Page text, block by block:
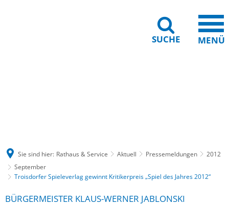
SUCHE MENÜ
Sie sind hier: Rathaus & Service Aktuell Pressemeldungen
2012
September
Troisdorfer Spieleverlag gewinnt Kritikerpreis „Spiel des Jahres 2012“
BÜRGERMEISTER KLAUS-WERNER JABLONSKI